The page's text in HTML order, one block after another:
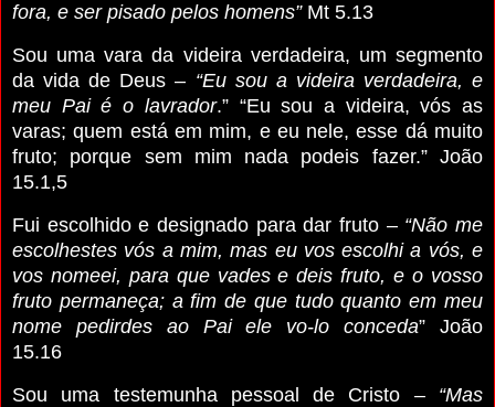
fora, e ser pisado pelos homens”Mt 5.13
Sou uma vara da videira verdadeira, um segmento
da vida de Deus – “Eu sou a videira verdadeira, e
meu Pai é o lavrador.” “Eu sou a videira, vós as
varas; quem está em mim, e eu nele, esse dá muito
fruto; porque sem mim nada podeis fazer.” João
15.1,5
Fui escolhido e designado para dar fruto – “Não me
escolhestes vós a mim, mas eu vos escolhi a vós, e
vos nomeei, para que vades e deis fruto, e o vosso
fruto permaneça; a fim de que tudo quanto em meu
nome pedirdes ao Pai ele vo-lo conceda” João
15.16
Sou uma testemunha pessoal de Cristo – “Mas